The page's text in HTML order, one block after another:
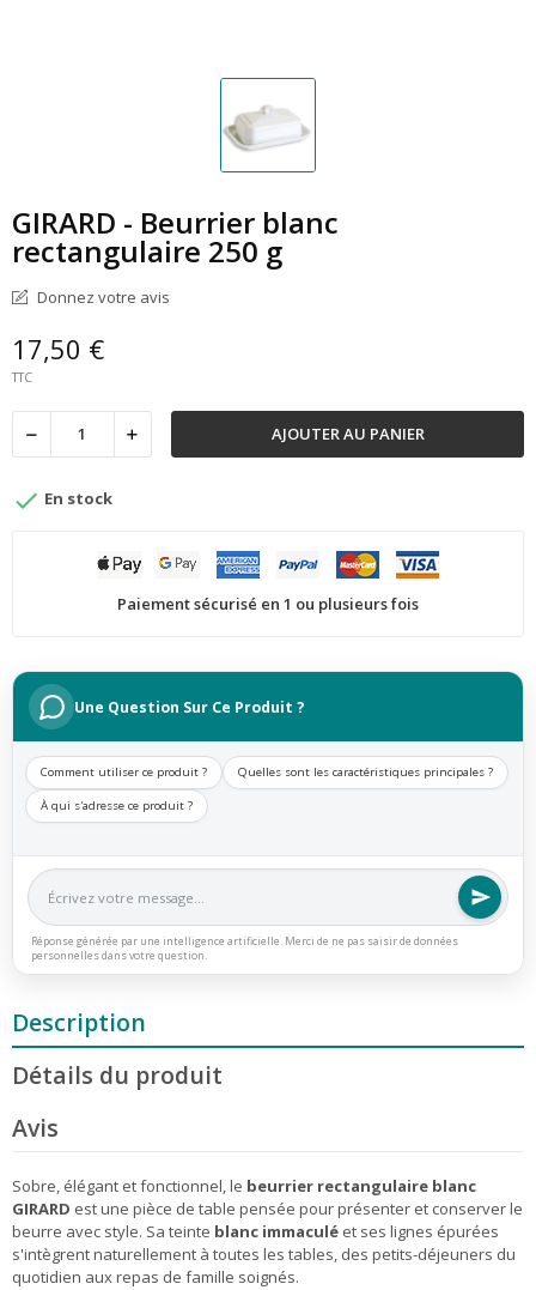
GIRARD - Beurrier blanc
rectangulaire 250 g
Donnez votre avis
17,50 €
TTC
AJOUTER AU PANIER
 En stock
Paiement sécurisé en 1 ou plusieurs fois
Une Question Sur Ce Produit ?
Comment utiliser ce produit ? Quelles sont les caractéristiques principales ?
À qui s'adresse ce produit ?
Réponse générée par une intelligence artificielle. Merci de ne pas saisir de données
personnelles dans votre question.
Description
Détails du produit
Avis
Sobre, élégant et fonctionnel, le beurrier rectangulaire blanc
GIRARD est une pièce de table pensée pour présenter et conserver le
beurre avec style. Sa teinte blanc immaculé et ses lignes épurées
s'intègrent naturellement à toutes les tables, des petits-déjeuners du
quotidien aux repas de famille soignés.